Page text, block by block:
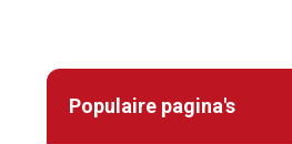
Populaire pagina's